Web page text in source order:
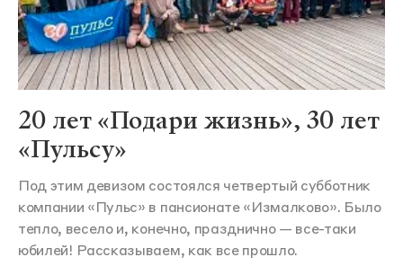
20 лет «Подари жизнь», 30 лет
«Пульсу»
Под этим девизом состоялся четвертый субботник
компании «Пульс» в пансионате «Измалково». Было
тепло, весело и, конечно, празднично — все-таки
юбилей! Рассказываем, как все прошло.